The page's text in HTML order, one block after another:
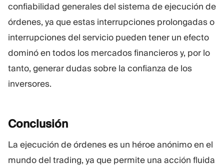
confiabilidad generales del sistema de ejecución de
órdenes, ya que estas interrupciones prolongadas o
interrupciones del servicio pueden tener un efecto
dominó en todos los mercados financieros y, por lo
tanto, generar dudas sobre la confianza de los
inversores.
Conclusión
La ejecución de órdenes es un héroe anónimo en el
mundo del trading, ya que permite una acción fluida